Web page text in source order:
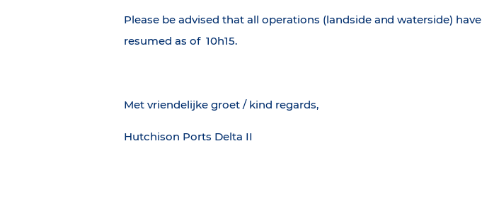
Please be advised that all operations (landside and waterside) have
resumed as of 10h15.
Met vriendelijke groet / kind regards,
Hutchison Ports Delta II